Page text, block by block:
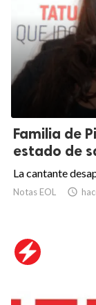
Familia de
estado de
La cantante
Notas EOL 